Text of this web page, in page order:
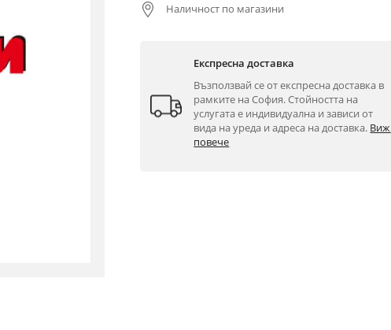
Наличност по магазини
Експресна доставка
Възползвай се от експресна доставка в
рамките на София. Стойността на
услугата е индивидуална и зависи от
вида на уреда и адреса на доставка. Виж
повече